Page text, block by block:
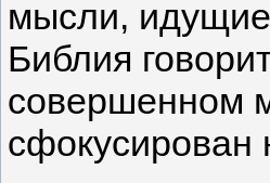
мысли,
Библия
совершенном
сфокусирован